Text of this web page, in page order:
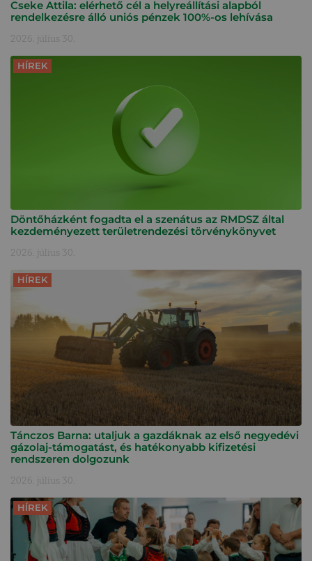
Cseke Attila: elérhető cél a helyreállítási alapból
rendelkezésre álló uniós pénzek 100%-os lehívása
2026. július 30.
HÍREK
Döntőházként fogadta el a szenátus az RMDSZ által
kezdeményezett területrendezési törvénykönyvet
2026. július 30.
HÍREK
Tánczos Barna: utaljuk a gazdáknak az első negyedévi
gázolaj-támogatást, és hatékonyabb kifizetési
rendszeren dolgozunk
2026. július 30.
HÍREK